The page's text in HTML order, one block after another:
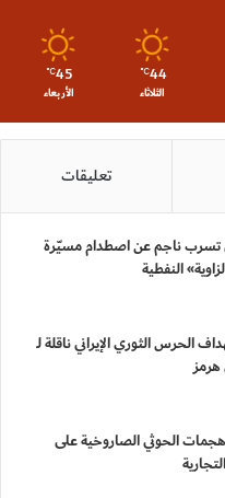
44
℃
الثلاثاء
45
℃
الأربعاء
تعليقات
تسرب ناجم عن اصطدام مسيّرة
النفطية
الحرس الثوري الإيراني ناقلة لـ
الحوثي الصاروخية على